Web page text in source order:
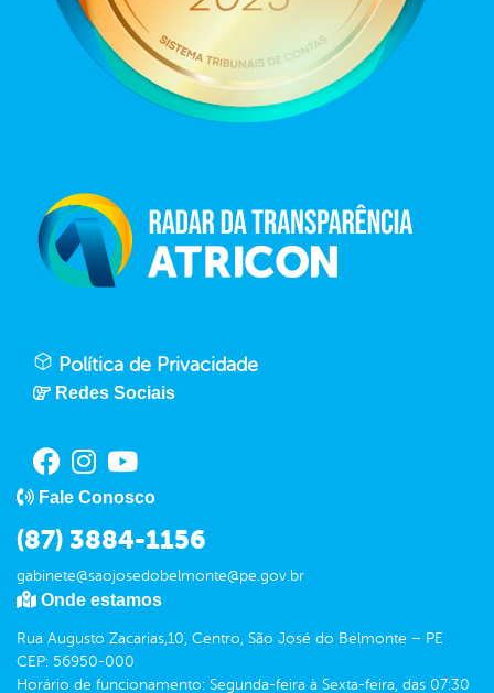
Política de Privacidade
Redes Sociais
Fale Conosco
(87) 3884-1156
gabinete@saojosedobelmonte@pe.gov.br
Onde estamos
Rua Augusto Zacarias,10, Centro, São José do Belmonte – PE
CEP: 56950-000
Horário de funcionamento: Segunda-feira à Sexta-feira, das 07:30